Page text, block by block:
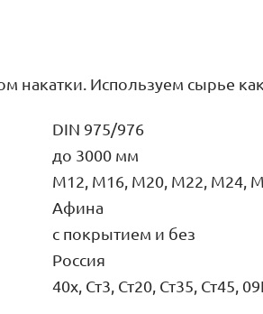
Используем сырье
DIN 975/976
до 3000 мм
М12, М16, М20, М22, М24,
Афина
с покрытием и без
Россия
40х, Ст3, Ст20, Ст35, Ст45,